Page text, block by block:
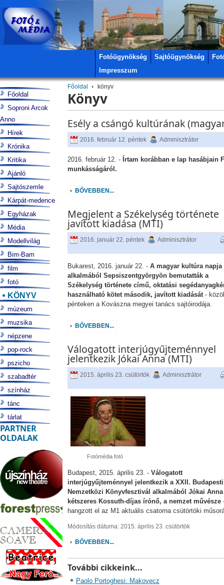
Fotóügynökség Sajtóügynökség
Impresszum
Főoldal könyv
Könyv
Esély a csángó kultúrának
2016. február 12. péntek Adminisztrátor
2016. február 12. - Írtam korábban e lap hasábjain
munkásságáról.
BŐVEBBEN...
Megjelent a Székelység története
javított kiadása (MTI)
2016. január 22. péntek Adminisztrátor
Bukarest, 2016. január 22. - A magyar kultúra napja
alkalmából Sepsiszentgyörgyön bemutatták a
Székelység története című, oktatási
használható kötet második, javított kiadását-
pénteken a Kovászna megyei tanács sajtóirodája.
BŐVEBBEN...
Válogatott interjúgyűjteménnyel
jelentkezik Jókai Anna (MTI)
2015. április 23. csütörtök Adminisztrátor
Fotómédia fotó
Budapest, 2015. április 23. - Válogatott
interjúgyűjteménnyel jelentkezik a XXII. Budapesti
Nemzetközi Könyvfesztivál alkalmából Jókai Anna
kétszeres Kossuth-díjas írónő, a nemzet művésze
hangzott el az M1 aktuális csatorna csütörtöki
Módosítás dátuma: 2015. április 23. csütörtök
BŐVEBBEN...
További cikkeink...
Paolo Portoghesi: Makovecz
Főoldal
Soproni Arcok
Anno
Hírek
Krónika
Kritika
Ajánló
Sajtószemle
Kárpát-medence
Egyházak
Média
Modellvilág
Bim-Bam
film
fotó
KÖNYV
múzeum
muzsika
népzene
pop-rock
pszicho
szabadtér
színház
tánc
tárlat
PARTNER
OLDALAK